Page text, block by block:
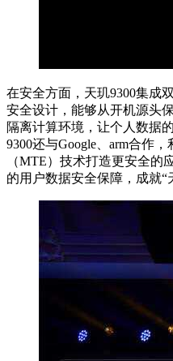
在安全方面，天玑9300集成
安全设计，能够从开机源头
隔离计算环境，让个人数据
9300还与Google、arm合作
（MTE）技术打造更安全的
的用户数据安全保障，成就“